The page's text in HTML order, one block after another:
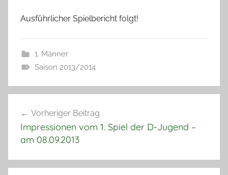
Ausführlicher Spielbericht folgt!
1. Männer
Saison 2013/2014
Vorheriger Beitrag
Impressionen vom 1. Spiel der D-Jugend –
am 08.09.2013